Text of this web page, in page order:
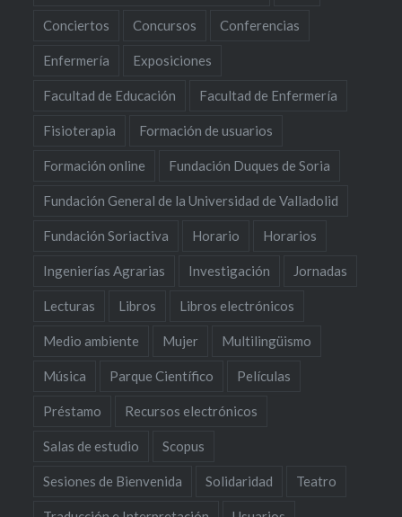
Conciertos Concursos Conferencias
Enfermería Exposiciones
Facultad de Educación Facultad de Enfermería
Fisioterapia Formación de usuarios
Formación online Fundación Duques de Soria
Fundación General de la Universidad de Valladolid
Fundación Soriactiva Horario Horarios
Ingenierías Agrarias Investigación Jornadas
Lecturas Libros Libros electrónicos
Medio ambiente Mujer Multilingüismo
Música Parque Científico Películas
Préstamo Recursos electrónicos
Salas de estudio Scopus
Sesiones de Bienvenida Solidaridad Teatro